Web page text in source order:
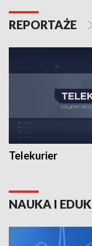
REPORTAŻE
Telekurier
NAUKA I